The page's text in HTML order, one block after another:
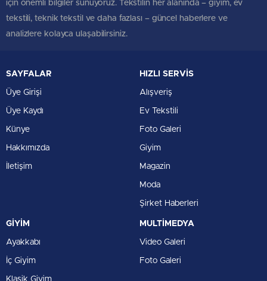
için önemli bilgiler sunuyoruz. Tekstilin her alanında – giyim, ev
tekstili, teknik tekstil ve daha fazlası – güncel haberlere ve
analizlere kolayca ulaşabilirsiniz.
SAYFALAR
Üye Girişi
Üye Kaydı
Künye
Hakkımızda
İletişim
HIZLI SERVİS
Alışveriş
Ev Tekstili
Foto Galeri
Giyim
Magazin
Moda
Şirket Haberleri
GİYİM
Ayakkabı
İç Giyim
Klasik Giyim
MULTİMEDYA
Video Galeri
Foto Galeri